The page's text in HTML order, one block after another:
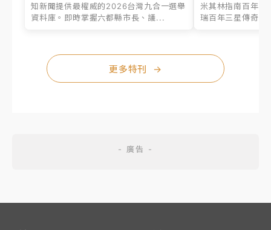
知新聞提供最權威的2026台灣九合一選舉
資料庫。即時掌握六都縣市長、議...
米其林指南百年之
瑞百年三星傳奇、
更多特刊 →